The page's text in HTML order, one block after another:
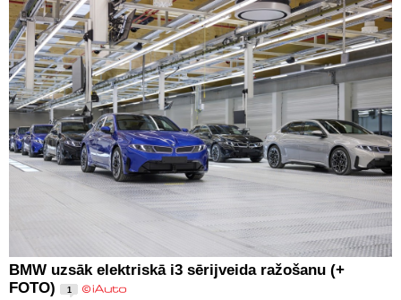
BMW uzsāk elektriskā i3 sērijveida ražošanu (+
FOTO)
1